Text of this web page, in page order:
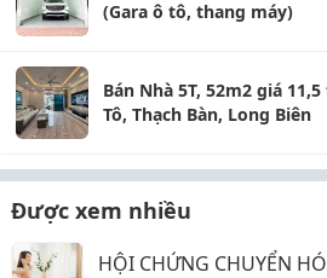
(Gara ô tô, thang máy)
Bán Nhà 5T, 52m2 giá
Tô, Thạch Bàn, Long Biên
Được xem nhiều
HỘI CHỨNG CHUYỂN